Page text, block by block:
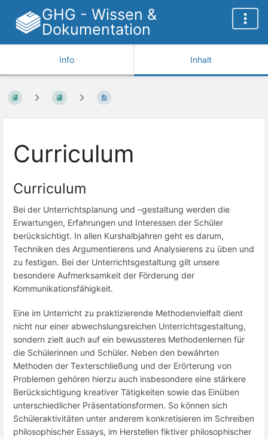
GHG - Wissen &
Dokumentation
Info Inhalt
Curriculum
Curriculum
Bei der Unterrichtsplanung und –gestaltung werden die
Erwartungen, Erfahrungen und Interessen der Schüler
berücksichtigt. In allen Kurshalbjahren geht es darum,
Techniken des Argumentierens und Analysierens zu üben und
zu festigen. Bei der Unterrichtsgestaltung gilt unsere
besondere Aufmerksamkeit der Förderung der
Kommunikationsfähigkeit.
Eine im Unterricht zu praktizierende Methodenvielfalt dient
nicht nur einer abwechslungsreichen Unterrichtsgestaltung,
sondern zielt auch auf ein bewussteres Methodenlernen für
die Schülerinnen und Schüler. Neben den bewährten
Methoden der Texterschließung und der Erörterung von
Problemen gehören hierzu auch insbesondere eine stärkere
Berücksichtigung kreativer Tätigkeiten sowie das Einüben
unterschiedlicher Präsentationsformen. So können sich
Schüleraktivitäten unter anderem konkretisieren im Schreiben
philosophischer Essays, im Herstellen fiktiver philosophischer